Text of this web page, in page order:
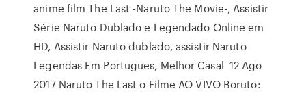
anime film The Last -Naruto The Movie-, Assistir
Série Naruto Dublado e Legendado Online em
HD, Assistir Naruto dublado, assistir Naruto
Legendas Em Portugues, Melhor Casal 12 Ago
2017 Naruto The Last o Filme AO VIVO Boruto: